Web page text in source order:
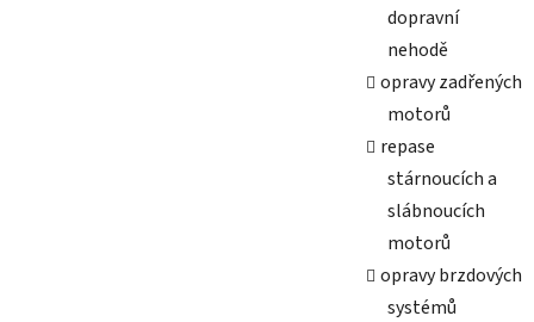
dopravní
nehodě
opravy zadřených
motorů
repase
stárnoucích a
slábnoucích
motorů
opravy brzdových
systémů